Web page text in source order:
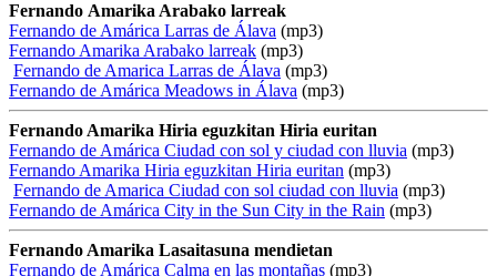
Fernando Amarika Arabako larreak
Fernando de Amárica Larras de Álava (mp3)
Fernando Amarika Arabako larreak (mp3)
Fernando de Amarica Larras de Álava (mp3)
Fernando de Amárica Meadows in Álava (mp3)
Fernando Amarika Hiria eguzkitan Hiria euritan
Fernando de Amárica Ciudad con sol y ciudad con lluvia (mp3)
Fernando Amarika Hiria eguzkitan Hiria euritan (mp3)
Fernando de Amarica Ciudad con sol ciudad con lluvia (mp3)
Fernando de Amárica City in the Sun City in the Rain (mp3)
Fernando Amarika Lasaitasuna mendietan
Fernando de Amárica Calma en las montañas (mp3)